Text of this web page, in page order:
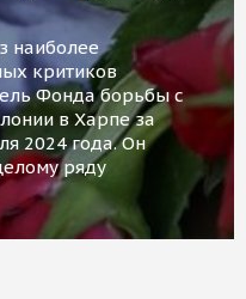
наиболее
критиков
Фонда борьбы с
в Харпе за
2024 года. Он
ряду